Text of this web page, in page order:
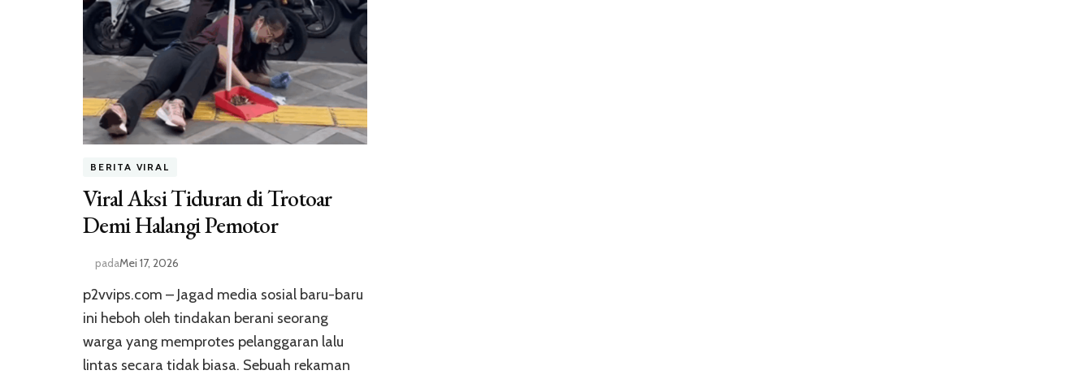
BERITA VIRAL
Viral Aksi Tiduran di Trotoar
Demi Halangi Pemotor
padaMei 17, 2026
p2vvips.com – Jagad media sosial baru-baru
ini heboh oleh tindakan berani seorang
warga yang memprotes pelanggaran lalu
lintas secara tidak biasa. Sebuah rekaman